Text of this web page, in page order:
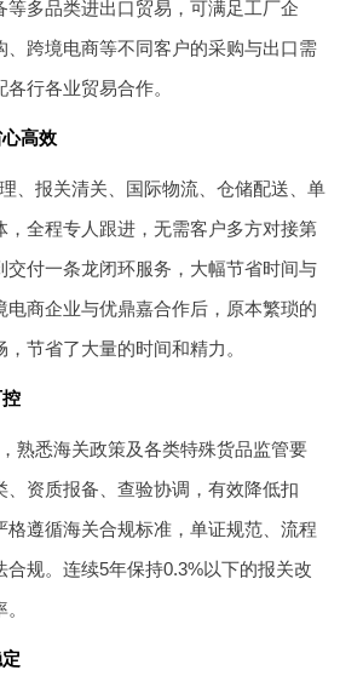
等多品类进出口贸易，可满足工厂企
、跨境电商等不同客户的采购与出口需
行各业贸易合作。
高效
、报关清关、国际物流、仓储配送、单
，全程专人跟进，无需客户多方对接第
交付一条龙闭环服务，大幅节省时间与
电商企业与优鼎嘉合作后，原本繁琐的
节省了大量的时间和精力。
熟悉海关政策及各类特殊货品监管要
、资质报备、查验协调，有效降低扣
格遵循海关合规标准，单证规范、流程
合规。连续5年保持0.3%以下的报关改